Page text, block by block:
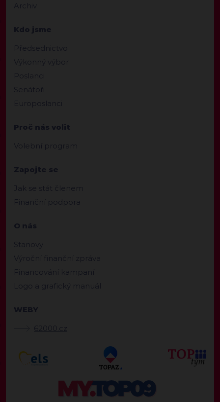
Archiv
Kdo jsme
Předsednictvo
Výkonný výbor
Poslanci
Senátoři
Europoslanci
Proč nás volit
Volební program
Zapojte se
Jak se stát členem
Finanční podpora
O nás
Stanovy
Výroční finanční zpráva
Financování kampaní
Logo a grafický manuál
WEBY
62000.cz